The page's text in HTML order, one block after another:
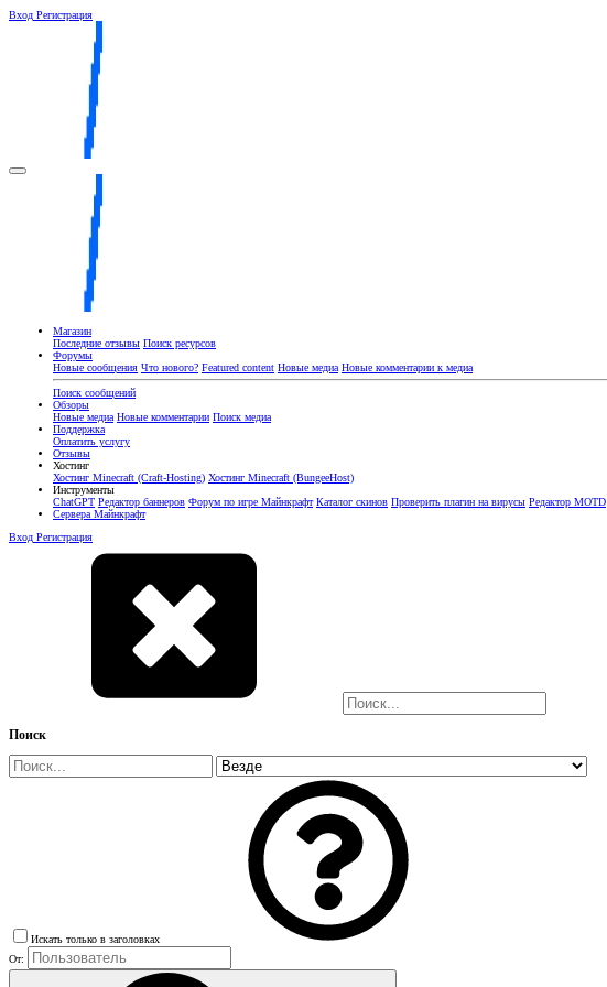
Вход Регистрация
Магазин
Последние отзывы Поиск ресурсов
Форумы
Новые сообщения Что нового? Featured content Новые медиа Новые комментарии к медиа
Поиск сообщений
Обзоры
Новые медиа Новые комментарии Поиск медиа
Поддержка
Оплатить услугу
Отзывы
Хостинг
Хостинг Minecraft (Craft-Hosting) Хостинг Minecraft (BungeeHost)
Инструменты
ChatGPT Редактор баннеров Форум по игре Майнкрафт Каталог скинов Проверить плагин на вирусы Редактор MOTD
Сервера Майнкрафт
Вход Регистрация
Поиск
Искать только в заголовках
От: